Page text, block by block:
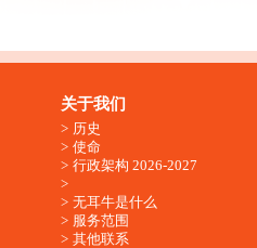
关于我们
历史
使命
行政架构 2026-2027
无耳牛是什么
服务范围
其他联系